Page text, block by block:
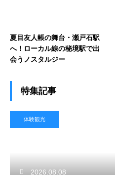
夏目友人帳の舞台・瀬戸石駅
へ！ローカル線の秘境駅で出
会うノスタルジー
特集記事
体験観光
2026.08.08